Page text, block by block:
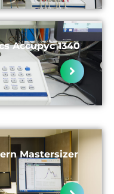
Accupyc 1340
Mastersizer